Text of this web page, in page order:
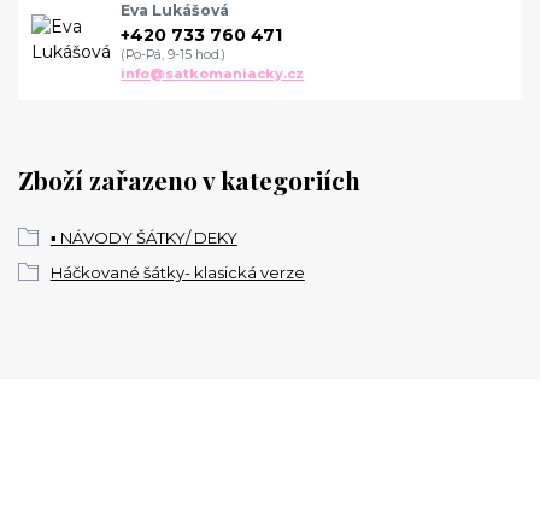
Zboží zařazeno v kategoriích
▪️ NÁVODY ŠÁTKY/ DEKY
Háčkované šátky- klasická verze
Eva Lukášová
+420 733 760 471
(Po-Pá, 9-15 hod.)
info@satkomaniacky.cz